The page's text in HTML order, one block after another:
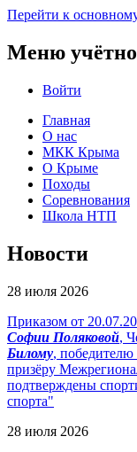
Перейти к
Меню
Войти
Главная
О нас
МКК Крыма
О Крыме
Походы
Соревнования
Школа НТП
Новости
28 июля 2026
Приказом от
Софии Поляковой,
Билому,
призёру
подтверждены
спорта"
28 июля 2026